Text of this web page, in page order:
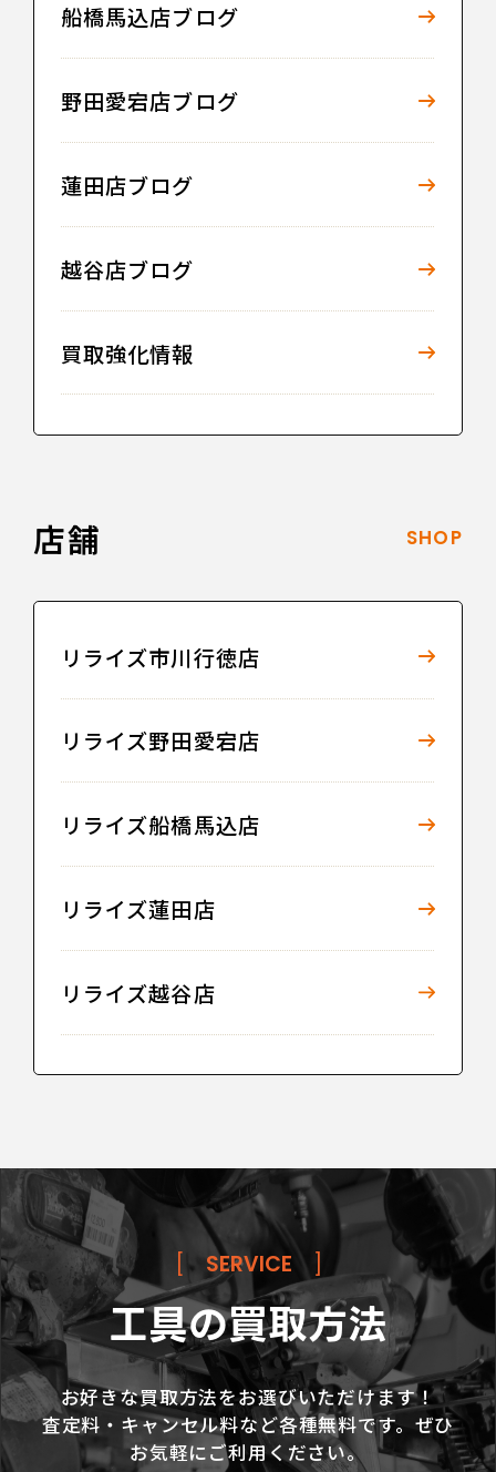
船橋馬込店ブログ
野田愛宕店ブログ
蓮田店ブログ
越谷店ブログ
買取強化情報
店舗 SHOP
リライズ市川行徳店
リライズ野田愛宕店
リライズ船橋馬込店
リライズ蓮田店
リライズ越谷店
[ SERVICE ]
工具の買取方法
お好きな買取方法をお選びいただけます！
査定料・キャンセル料など各種無料です。ぜひ
お気軽にご利用ください。